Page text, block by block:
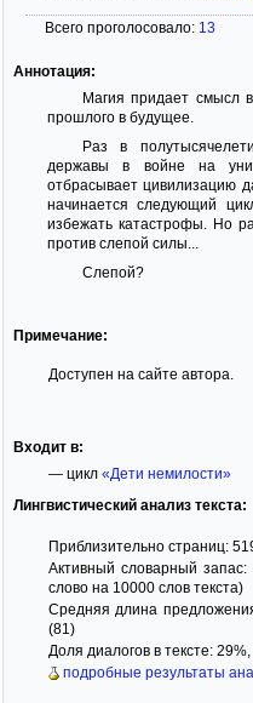
Всего проголосовало: 13
Аннотация:
Магия придает смысл
прошлого в будущее.
Раз в
державы в войне на
отбрасывает цивилизацию
начинается следующий
избежать катастрофы. Но
против слепой силы...
Слепой?
Примечание:
Доступен на сайте автора.
Входит в:
— цикл «Дети немилости»
Лингвистический анализ текста:
Приблизительно страниц:
Активный словарный
слово на 10000 слов текста)
Средняя длина
(81)
Доля диалогов в тексте:
подробные результаты